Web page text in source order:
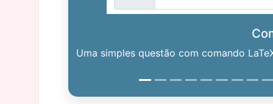
Uma simples questão com comando